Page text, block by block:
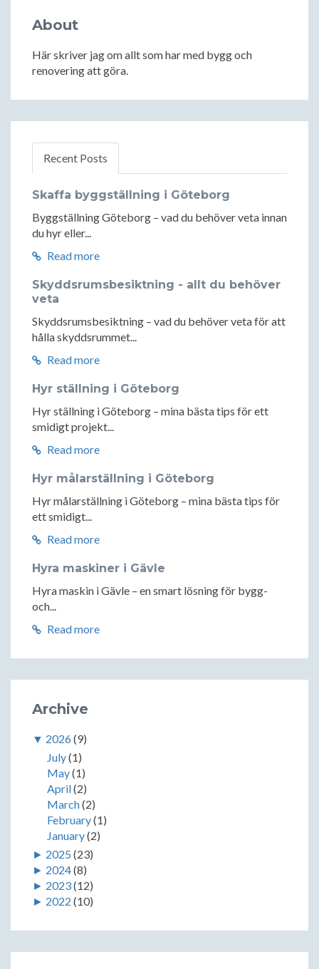
About
Här skriver jag om allt som har med bygg och
renovering att göra.
Recent Posts
Skaffa byggställning i Göteborg
Byggställning Göteborg – vad du behöver veta innan
du hyr eller...
Read more
Skyddsrumsbesiktning - allt du behöver
veta
Skyddsrumsbesiktning – vad du behöver veta för att
hålla skyddsrummet...
Read more
Hyr ställning i Göteborg
Hyr ställning i Göteborg – mina bästa tips för ett
smidigt projekt...
Read more
Hyr målarställning i Göteborg
Hyr målarställning i Göteborg – mina bästa tips för
ett smidigt...
Read more
Hyra maskiner i Gävle
Hyra maskin i Gävle – en smart lösning för bygg-
och...
Read more
Archive
▼ 2026(9)
July(1)
May(1)
April(2)
March(2)
February(1)
January(2)
► 2025 (23)
► 2024(8)
► 2023(12)
► 2022 (10)